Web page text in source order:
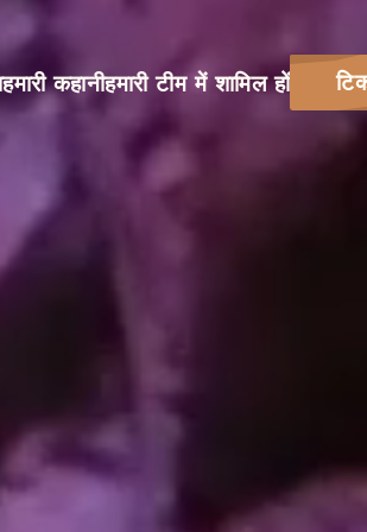
हमारी कहानीहमारी टीम में शामिल हों